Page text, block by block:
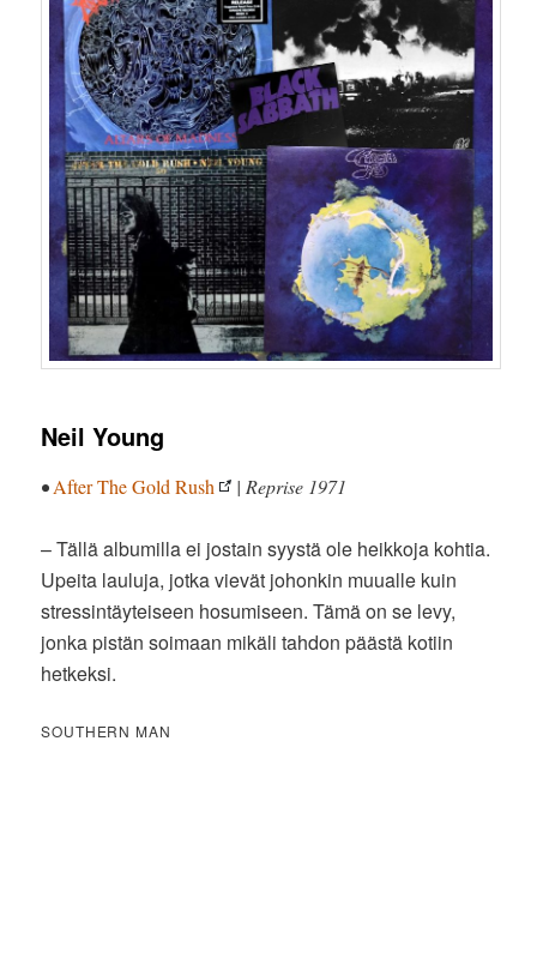
Neil Young
•After The Gold Rush | Reprise 1971
– Tällä albumilla ei jostain syystä ole heikkoja kohtia.
Upeita lauluja, jotka vievät johonkin muualle kuin
stressintäyteiseen hosumiseen. Tämä on se levy,
jonka pistän soimaan mikäli tahdon päästä kotiin
hetkeksi.
SOUTHERN MAN